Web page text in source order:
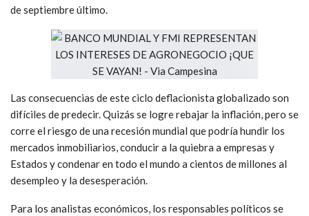
de septiembre último.
Las consecuencias de este ciclo deflacionista globalizado son
difíciles de predecir. Quizás se logre rebajar la inflación, pero se
corre el riesgo de una recesión mundial que podría hundir los
mercados inmobiliarios, conducir a la quiebra a empresas y
Estados y condenar en todo el mundo a cientos de millones al
desempleo y la desesperación.
Para los analistas económicos, los responsables políticos se